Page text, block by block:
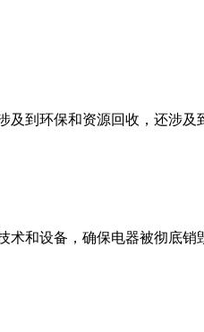
到环保和资源回收，还涉
和设备，确保电器被彻底销